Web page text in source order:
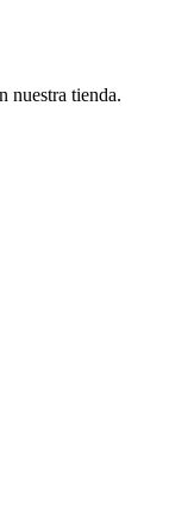
nuestra tienda.